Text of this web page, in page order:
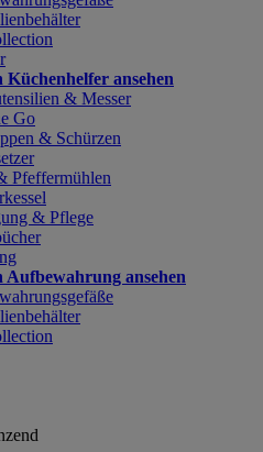
Küchenhelfer ansehen
& Messer
Go
& Schürzen
Pfeffermühlen
& Pflege
Aufbewahrung ansehen